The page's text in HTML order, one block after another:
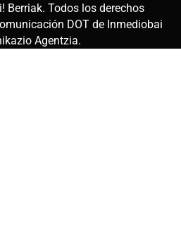
Berriak. Todos los derechos
DOT de Inmediobai
Agentzia.